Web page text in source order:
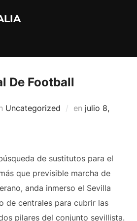
De Football
Uncategorized en Publicado
julio 8,
de sustitutos para el
que previsible marcha de
anda inmerso el Sevilla
de centrales para cubrir las
pilares del conjunto sevillista.